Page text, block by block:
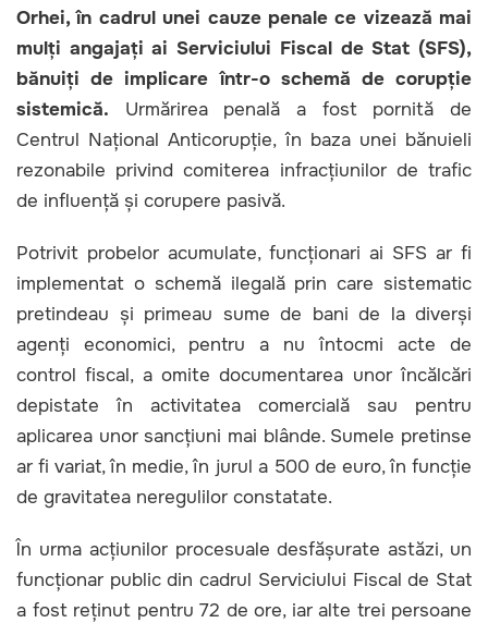
Orhei, în cadrul unei cauze penale ce vizează mai
mulți angajați ai Serviciului Fiscal de Stat (SFS),
bănuiți de implicare într-o schemă de corupție
sistemică. Urmărirea penală a fost pornită de
Centrul Național Anticorupție, în baza unei bănuieli
rezonabile privind comiterea infracțiunilor de trafic
de influență și corupere pasivă.
Potrivit probelor acumulate, funcționari ai SFS ar fi
implementat o schemă ilegală prin care sistematic
pretindeau și primeau sume de bani de la diverși
agenți economici, pentru a nu întocmi acte de
control fiscal, a omite documentarea unor încălcări
depistate în activitatea comercială sau pentru
aplicarea unor sancțiuni mai blânde. Sumele pretinse
ar fi variat, în medie, în jurul a 500 de euro, în funcție
de gravitatea neregulilor constatate.
În urma acțiunilor procesuale desfășurate astăzi, un
funcționar public din cadrul Serviciului Fiscal de Stat
a fost reținut pentru 72 de ore, iar alte trei persoane